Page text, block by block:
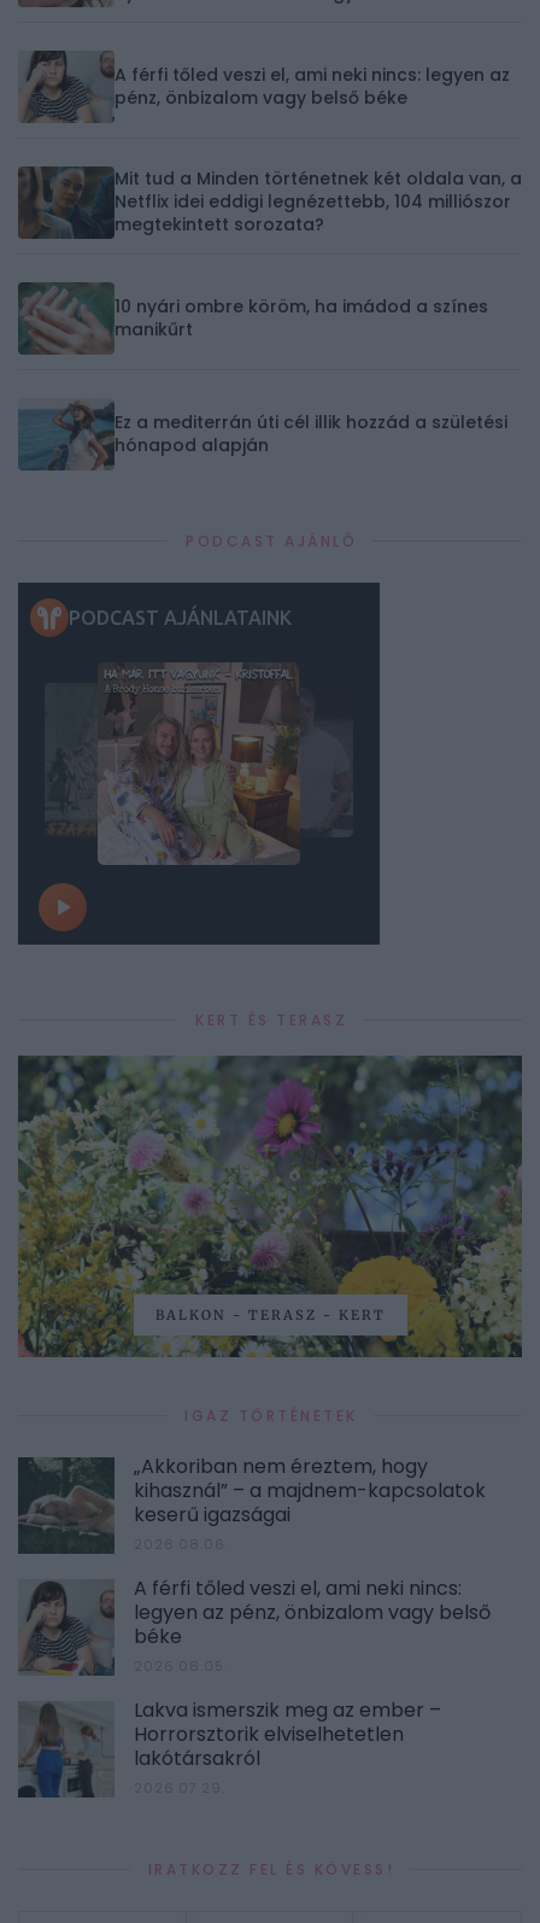
A férfi tőled veszi el, ami neki nincs: legyen az
pénz, önbizalom vagy belső béke
Mit tud a Minden történetnek két oldala van, a
Netflix idei eddigi legnézettebb, 104 milliószor
megtekintett sorozata?
10 nyári ombre köröm, ha imádod a színes
manikűrt
Ez a mediterrán úti cél illik hozzád a születési
hónapod alapján
PODCAST AJÁNLÓ
KERT ÉS TERASZ
BALKON - TERASZ - KERT
IGAZ TÖRTÉNETEK
„Akkoriban nem éreztem, hogy
kihasznál” – a majdnem-kapcsolatok
keserű igazságai
A férfi tőled veszi el, ami neki nincs:
legyen az pénz, önbizalom vagy belső
béke
Lakva ismerszik meg az ember –
Horrorsztorik elviselhetetlen
lakótársakról
2026.07.29.
IRATKOZZ FEL ÉS KÖVESS!